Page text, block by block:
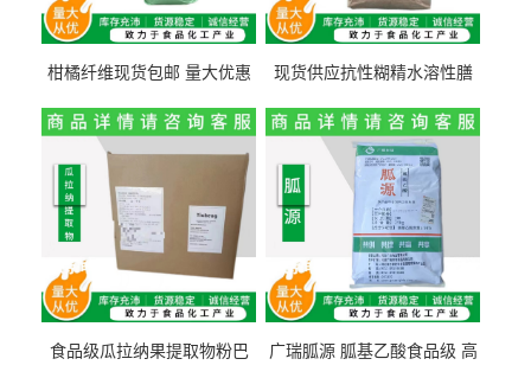
柑橘纤维现货包邮 量大优惠
现货供应抗性糊精水溶性膳
量1kg包邮
食品级瓜拉纳果提取物粉巴
广瑞胍源 胍基乙酸食品级 高